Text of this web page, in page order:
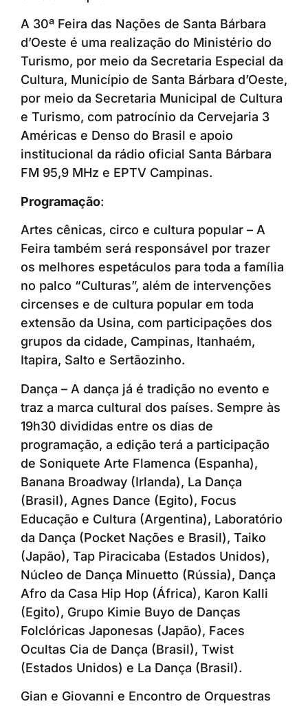
A 30ª Feira das Nações de Santa Bárbara
d’Oeste é uma realização do Ministério do
Turismo, por meio da Secretaria Especial da
Cultura, Município de Santa Bárbara d’Oeste,
por meio da Secretaria Municipal de Cultura
e Turismo, com patrocínio da Cervejaria 3
Américas e Denso do Brasil e apoio
institucional da rádio oficial Santa Bárbara
FM 95,9 MHz e EPTV Campinas.
Programação:
Artes cênicas, circo e cultura popular – A
Feira também será responsável por trazer
os melhores espetáculos para toda a família
no palco “Culturas”, além de intervenções
circenses e de cultura popular em toda
extensão da Usina, com participações dos
grupos da cidade, Campinas, Itanhaém,
Itapira, Salto e Sertãozinho.
Dança – A dança já é tradição no evento e
traz a marca cultural dos países. Sempre às
19h30 divididas entre os dias de
programação, a edição terá a participação
de Soniquete Arte Flamenca (Espanha),
Banana Broadway (Irlanda), La Dança
(Brasil), Agnes Dance (Egito), Focus
Educação e Cultura (Argentina), Laboratório
da Dança (Pocket Nações e Brasil), Taiko
(Japão), Tap Piracicaba (Estados Unidos),
Núcleo de Dança Minuetto (Rússia), Dança
Afro da Casa Hip Hop (África), Karon Kalli
(Egito), Grupo Kimie Buyo de Danças
Folclóricas Japonesas (Japão), Faces
Ocultas Cia de Dança (Brasil), Twist
(Estados Unidos) e La Dança (Brasil).
Gian e Giovanni e Encontro de Orquestras